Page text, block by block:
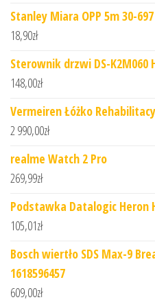
Stanley Miara OPP 5m 30-697
18,90zł
Sterownik drzwi DS-K2M060
148,00zł
Vermeiren Łóżko
2 990,00zł
realme Watch 2 Pro
269,99zł
Podstawka Datalogic Heron
105,01zł
Bosch wiertło SDS Max-9
1618596457
609,00zł